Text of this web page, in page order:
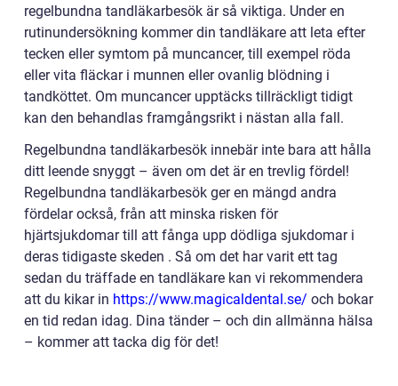
regelbundna tandläkarbesök är så viktiga. Under en
rutinundersökning kommer din tandläkare att leta efter
tecken eller symtom på muncancer, till exempel röda
eller vita fläckar i munnen eller ovanlig blödning i
tandköttet. Om muncancer upptäcks tillräckligt tidigt
kan den behandlas framgångsrikt i nästan alla fall.
Regelbundna tandläkarbesök innebär inte bara att hålla
ditt leende snyggt – även om det är en trevlig fördel!
Regelbundna tandläkarbesök ger en mängd andra
fördelar också, från att minska risken för
hjärtsjukdomar till att fånga upp dödliga sjukdomar i
deras tidigaste skeden . Så om det har varit ett tag
sedan du träffade en tandläkare kan vi rekommendera
att du kikar in https://www.magicaldental.se/ och bokar
en tid redan idag. Dina tänder – och din allmänna hälsa
– kommer att tacka dig för det!